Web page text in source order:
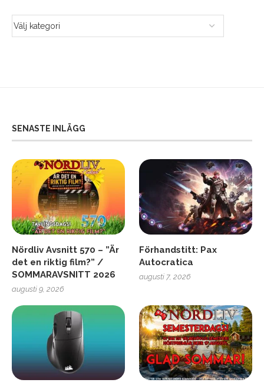
SENASTE INLÄGG
Nördliv Avsnitt 570 – ”Är
det en riktig film?” /
SOMMARAVSNITT 2026
augusti 9, 2026
Förhandstitt: Pax
Autocratica
augusti 7, 2026